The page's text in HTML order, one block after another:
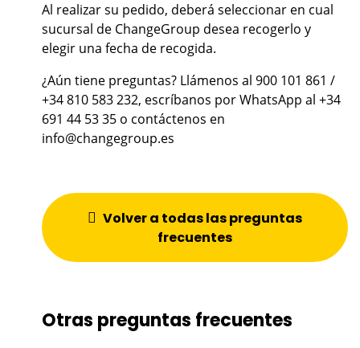
Al realizar su pedido, deberá seleccionar en cual
sucursal de ChangeGroup desea recogerlo y
elegir una fecha de recogida.
¿Aún tiene preguntas? Llámenos al 900 101 861 /
+34 810 583 232, escríbanos por WhatsApp al +34
691 44 53 35 o contáctenos en
info@changegroup.es
Volver a todas las preguntas
frecuentes
Otras preguntas frecuentes